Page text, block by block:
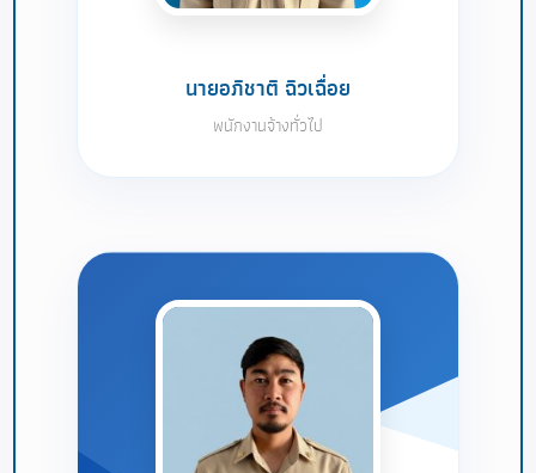
นายอภิชาติ ฉิวเฉื่อย
พนักงานจ้างทั่วไป